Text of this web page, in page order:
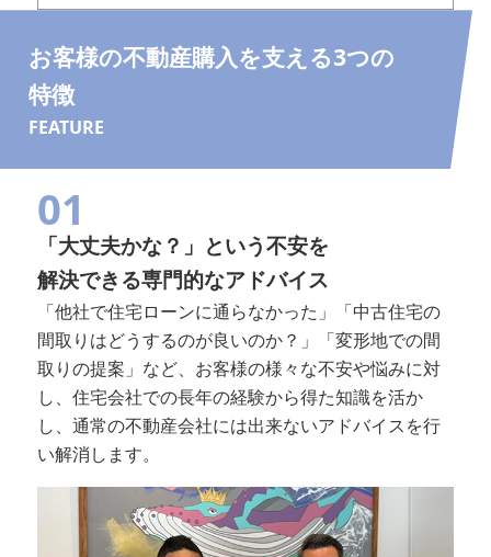
お客様の不動産購入を支える3つの
特徴
FEATURE
01
「大丈夫かな？」という不安を
解決できる専門的なアドバイス
「他社で住宅ローンに通らなかった」「中古住宅の
間取りはどうするのが良いのか？」「変形地での間
取りの提案」など、お客様の様々な不安や悩みに対
し、住宅会社での長年の経験から得た知識を活か
し、通常の不動産会社には出来ないアドバイスを行
い解消します。